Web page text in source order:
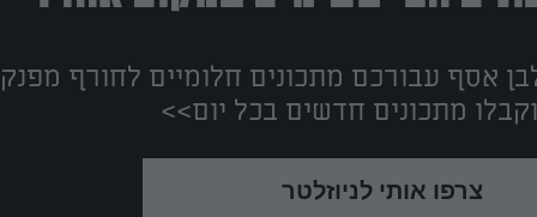
אסף עבורכם מתכונים חלומיים לחורף
מתכונים חדשים בכל יום>>
צרפו אותי לניוזלטר